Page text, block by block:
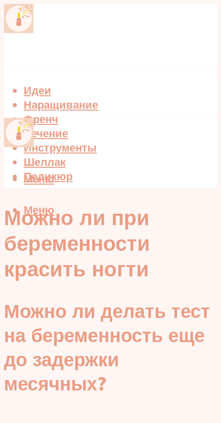
Идеи
Наращивание
Френч
Лечение
Инструменты
Шеллак
Педикюр
Меню
Меню
Можно ли при
беременности
красить ногти
Можно ли делать тест
на беременность еще
до задержки
месячных?